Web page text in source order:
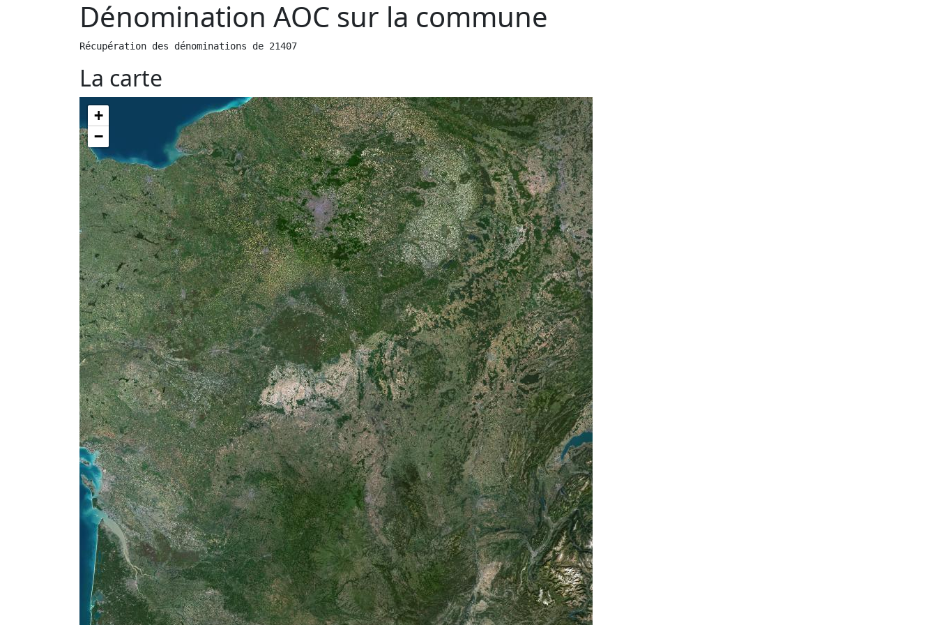
Dénomination AOC sur la commune
Récupération des dénominations de 21407
La carte
+
−